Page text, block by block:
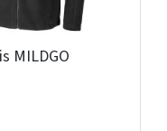
MILDGO